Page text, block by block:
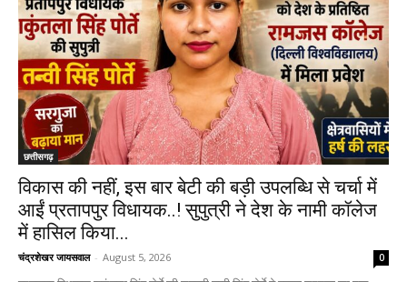
छत्तीसगढ़
विकास की नहीं, इस बार बेटी की बड़ी उपलब्धि से चर्चा में
आईं प्रतापपुर विधायक..! सुपुत्री ने देश के नामी कॉलेज
में हासिल किया...
चंद्रशेखर जायसवाल - August 5, 2026 0